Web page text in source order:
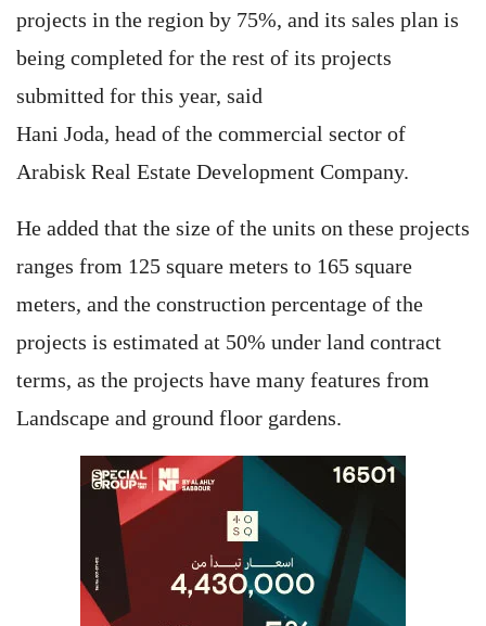
projects in the region by 75%, and its sales plan is
being completed for the rest of its projects
submitted for this year, said
Hani Joda, head of the commercial sector of
Arabisk Real Estate Development Company.
He added that the size of the units on these projects
ranges from 125 square meters to 165 square
meters, and the construction percentage of the
projects is estimated at 50% under land contract
terms, as the projects have many features from
Landscape and ground floor gardens.